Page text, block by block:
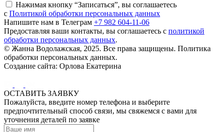
Нажимая кнопку “Записаться”, вы соглашаетесь
с Политикой обработки персональных данных
Напишите нам в Телеграм +7 982 604-11-06
Предоставляя ваши контакты, вы соглашаетесь с политикой
обработки персональных данных.
© Жанна Водолажская, 2025. Все права защищены. Политика
обработки персональных данных.
Создание сайта: Орлова Екатерина
ОСТАВИТЬ ЗАЯВКУ
Пожалуйста, введите номер телефона и выберите
предпочтительный способ связи, мы свяжемся с вами для
уточнения деталей по заявке